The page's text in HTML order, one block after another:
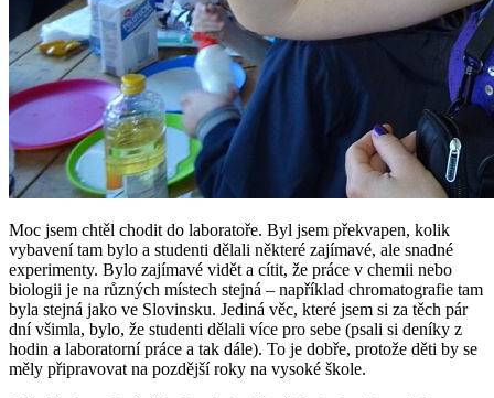
Moc jsem chtěl chodit do laboratoře. Byl jsem překvapen, kolik
vybavení tam bylo a studenti dělali některé zajímavé, ale snadné
experimenty. Bylo zajímavé vidět a cítit, že práce v chemii nebo
biologii je na různých místech stejná – například chromatografie tam
byla stejná jako ve Slovinsku. Jediná věc, které jsem si za těch pár
dní všimla, bylo, že studenti dělali více pro sebe (psali si deníky z
hodin a laboratorní práce a tak dále). To je dobře, protože děti by se
měly připravovat na pozdější roky na vysoké škole.